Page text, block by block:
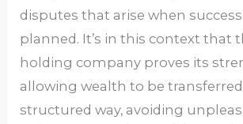
disputes that arise when
planned. It’s in this context that
holding company proves its
allowing wealth to be transferred
structured way, avoiding